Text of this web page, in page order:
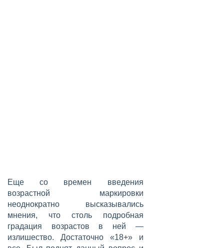
Еще со времен введения
возрастной маркировки
неоднократно высказывались
мнения, что столь подробная
градация возрастов в ней —
излишество. Достаточно «18+» и